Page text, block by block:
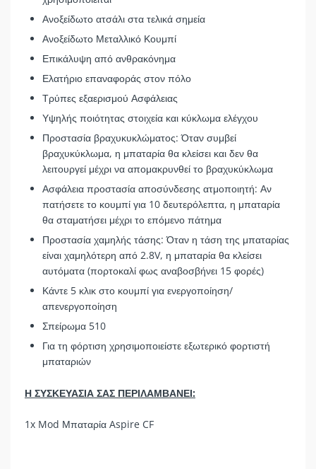
Ανοξείδωτο ατσάλι στα τελικά σημεία
Ανοξείδωτο Μεταλλικό Κουμπί
Επικάλυψη από ανθρακόνημα
Ελατήριο επαναφοράς στον πόλο
Τρύπες εξαερισμού Ασφάλειας
Υψηλής ποιότητας στοιχεία και κύκλωμα ελέγχου
Προστασία βραχυκυκλώματος: Όταν συμβεί
βραχυκύκλωμα, η μπαταρία θα κλείσει και δεν θα
λειτουργεί μέχρι να απομακρυνθεί το βραχυκύκλωμα
Ασφάλεια προστασία αποσύνδεσης ατμοποιητή: Αν
πατήσετε το κουμπί για 10 δευτερόλεπτα, η μπαταρία
θα σταματήσει μέχρι το επόμενο πάτημα
Προστασία χαμηλής τάσης: Όταν η τάση της μπαταρίας
είναι χαμηλότερη από 2.8V, η μπαταρία θα κλείσει
αυτόματα (πορτοκαλί φως αναβοσβήνει 15 φορές)
Κάντε 5 κλικ στο κουμπί για ενεργοποίηση/
απενεργοποίηση
Σπείρωμα 510
Για τη φόρτιση χρησιμοποιείστε εξωτερικό φορτιστή
μπαταριών
Η ΣΥΣΚΕΥΑΣΙΑ ΣΑΣ ΠΕΡΙΛΑΜΒΑΝΕΙ:
1x Mod Μπαταρία Aspire CF